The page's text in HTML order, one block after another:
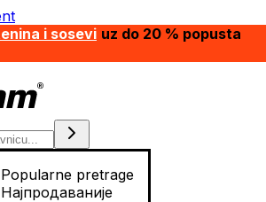
i sosevi uz do 20 % popusta
Popularne pretrage
Најпродаваније